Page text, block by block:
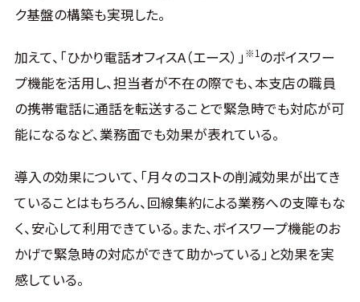
ク基盤の構築も実現した。
加えて、「ひかり電話オフィスA（エース）」 ※1のボイスワー
プ機能を活用し、担当者が不在の際でも、本支店の職員
の携帯電話に通話を転送することで緊急時でも対応が可
能になるなど、業務面でも効果が表れている。
導入の効果について、「月々のコストの削減効果が出てき
ていることはもちろん、回線集約による業務への支障もな
く、安心して利用できている。また、ボイスワープ機能のお
かげで緊急時の対応ができて助かっている」と効果を実
感している。